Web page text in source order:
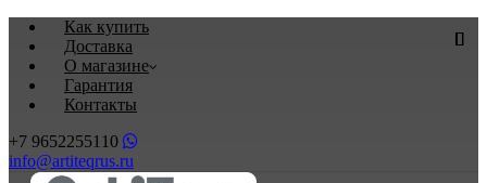
Как купить
Доставка
О магазине
Гарантия
Контакты
+7 9652255110
info@artiteqrus.ru